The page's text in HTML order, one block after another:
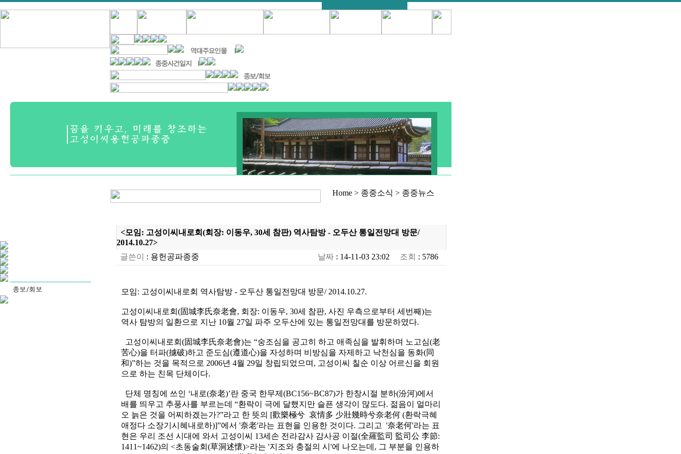
Home > 종중소식 > 종중뉴스
<모임: 고성이씨내로회(회장: 이동우, 30세 참판) 역사탐방 - 오두산 통일전망대 방문/
2014.10.27>
글쓴이
: 용헌공파종중 날짜: 14-11-03 23:02 조회 : 5786
모임: 고성이씨내로회 역사탐방 - 오두산 통일전망대 방문/ 2014.10.27.
고성이씨내로회(固城李氏奈老會, 회장: 이동우, 30세 참판, 사진 우측으로부터 세번째)는
역사 탐방의 일환으로 지난 10월 27일 파주 오두산에 있는 통일전망대를 방문하였다.
고성이씨내로회(固城李氏奈老會)는 “숭조심을 공고히 하고 애족심을 발휘하며 노고심(老
苦心)을 터파(攄破)하고 준도심(遵道心)을 자성하며 비방심을 자제하고 낙천심을 동화(同
和)”하는 것을 목적으로 2006년 4월 29일 창립되었으며, 고성이씨 칠순 이상 어르신을 회원
으로 하는 친목 단체이다.
단체 명칭에 쓰인 ‘내로(奈老)’란 중국 한무제(BC156~BC87)가 한창시절 분하(汾河)에서
배를 띄우고 추풍사를 부르는데 “환락이 극에 달했지만 슬픈 생각이 많도다. 젊음이 얼마리
오 늙은 것을 어찌하겠는가?”라고 한 뜻의 [歡樂極兮 哀情多 少壯幾時兮奈老何 (환락극혜
애정다 소장기시혜내로하)]”에서 '奈老'라는 표현을 인용한 것이다. 그리고 '奈老何'라는 표
현은 우리 조선 시대에 와서 고성이씨 13세손 전라감사 감사공 이절(全羅監司 監司公 李節:
1411~1462)의 <초동술회(草洞述懷)>라는 '지조와 충절의 시'에 나오는데, 그 부분을 인용하